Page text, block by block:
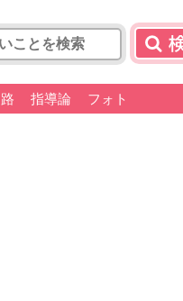
指導論 フォト